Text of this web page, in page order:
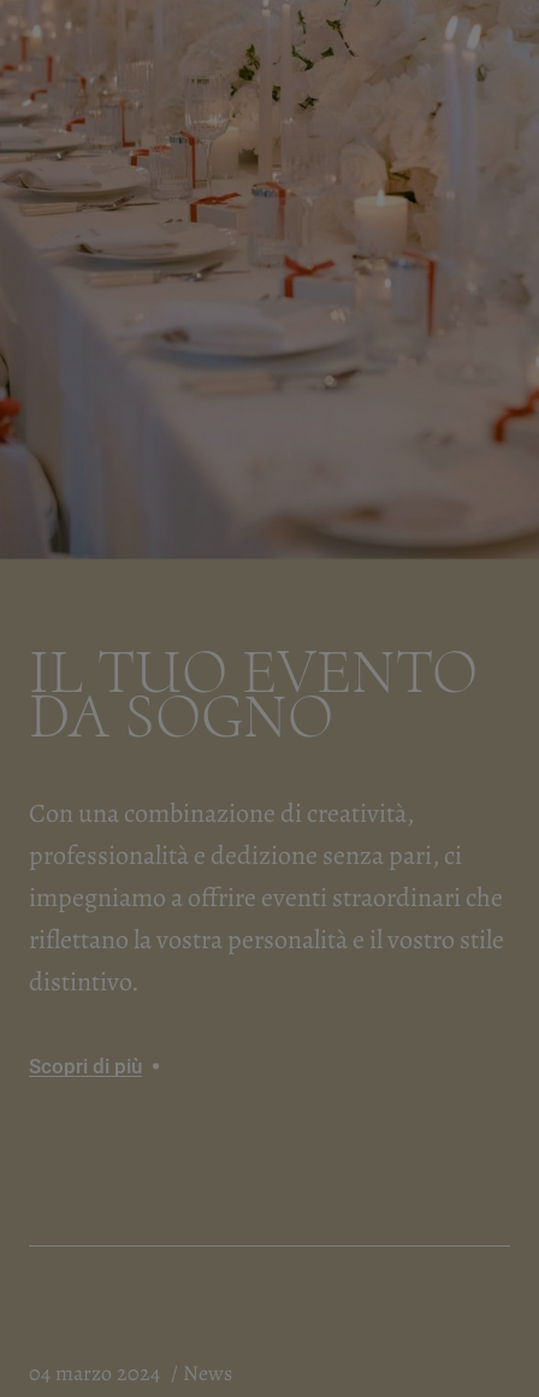
IL TUO EVENTO
DA SOGNO
Con una combinazione di creatività,
professionalità e dedizione senza pari, ci
impegniamo a offrire eventi straordinari che
riflettano la vostra personalità e il vostro stile
distintivo.
Scopri di più
04 marzo 2024 News